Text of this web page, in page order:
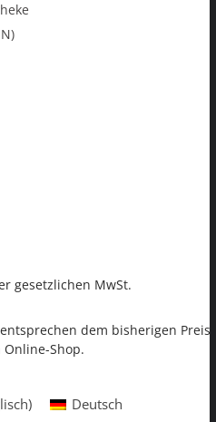
gesetzlichen MwSt.
dem bisherigen Preis
Online-Shop.
) Deutsch